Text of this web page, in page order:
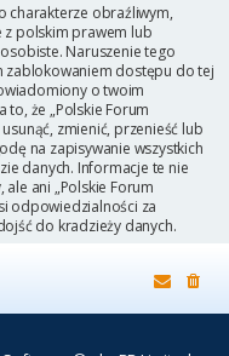
charakterze obraźliwym,
z polskim prawem lub
Naruszenie tego
zablokowaniem dostępu do tej
o twoim
to, że „Polskie Forum
zmienić, przenieść lub
na zapisywanie wszystkich
danych. Informacje te nie
ani „Polskie Forum
odpowiedzialności za
do kradzieży danych.